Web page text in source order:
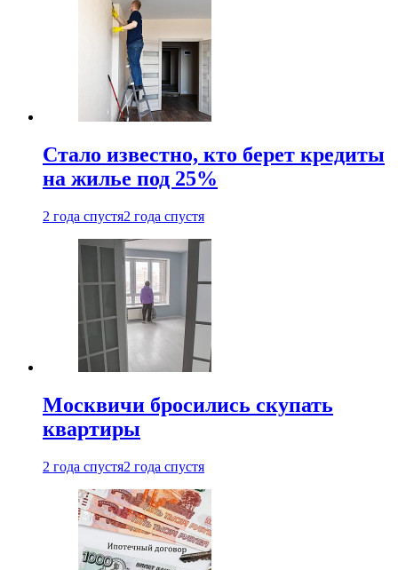
Стало известно, кто берет кредиты
на жилье под 25%
2 года спустя2 года спустя
Москвичи бросились скупать
квартиры
2 года спустя2 года спустя